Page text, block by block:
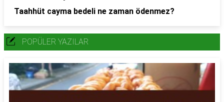
Taahhüt cayma bedeli ne zaman ödenmez?
POPÜLER YAZILAR